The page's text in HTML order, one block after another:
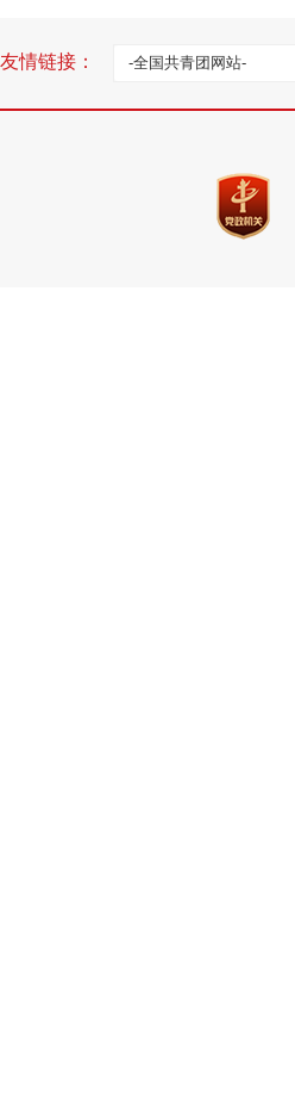
友情链接： -全国共青团网站-